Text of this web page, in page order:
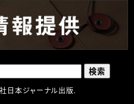
本ジャーナル出版.